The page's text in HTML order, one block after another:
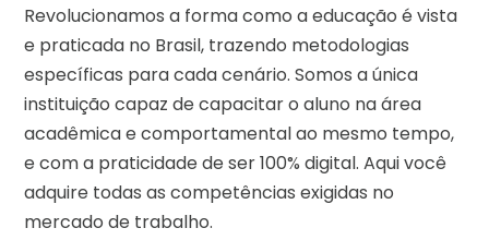
Revolucionamos a forma como a educação é vista
e praticada no Brasil, trazendo metodologias
específicas para cada cenário. Somos a única
instituição capaz de capacitar o aluno na área
acadêmica e comportamental ao mesmo tempo,
e com a praticidade de ser 100% digital. Aqui você
adquire todas as competências exigidas no
mercado de trabalho.